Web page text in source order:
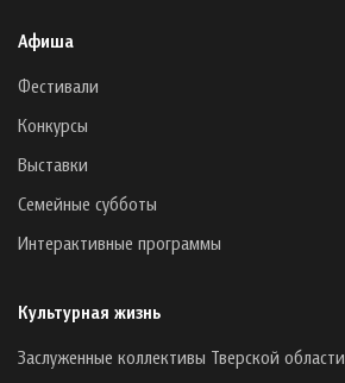
Афиша
Фестивали
Конкурсы
Выставки
Семейные субботы
Интерактивные программы
Культурная жизнь
Заслуженные коллективы Тверской области